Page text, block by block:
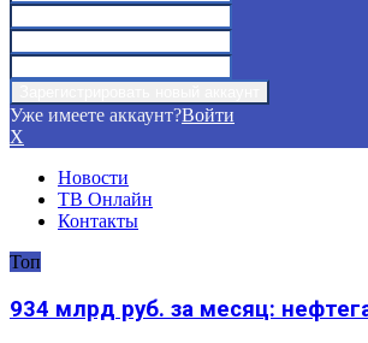
Уже имеете аккаунт?Войти
X
Новости
ТВ Онлайн
Контакты
Топ
934 млрд руб. за месяц: